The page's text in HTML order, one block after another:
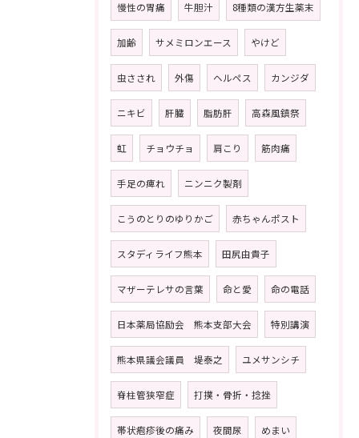
慢性の胃痛 牛胆汁 8種類の漢方生薬末
加齢 サメミロンエース やけど
虫さされ 外傷 ヘルペス カンジダ
ニキビ 肝臓 脂肪肝 高森風鎮祭
虹 チョウチョ 肩こり 筋肉痛
手足の痺れ ニンニク製剤
こうのとりのゆりかご 赤ちゃんポスト
スタディライフ熊本 田尻由貴子
マザーテレサの言葉 命と愛 命の電話
日本薬局協励会 熊本支部大会 特別講演
熊本県議会議員 堤泰之 ユメサンシチ
脊柱管狭窄症 打撲・骨折・捻挫
帯状疱疹後の痛み 夜間尿 めまい